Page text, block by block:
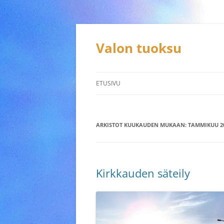
Siirry
Valon tuoksu
ETUSIVU
ARKISTOT KUUKAUDEN MUKAAN: TAMMIKUU
Kirkkauden säteily